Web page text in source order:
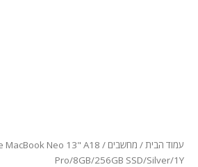
/מחשבים
/ Apple MacBook Neo 13" A18
Pro/8GB/256GB SSD/